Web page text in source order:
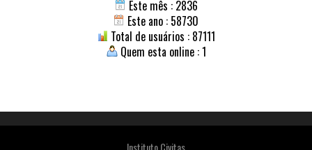
Este mês : 2836
Este ano : 58730
Total de usuários : 87111
Quem esta online : 1
Instituto Civitas